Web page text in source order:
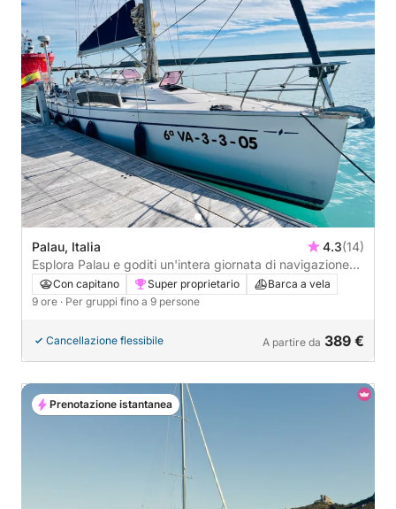
Palau, Italia 4.3(14)
Esplora Palau e goditi un'intera giornata di navigazione
su una barca a vela.
Con capitano Super proprietario
Barca a vela
9 ore · Per gruppi fino a 9 persone
Cancellazione flessibile A partire da 389 €
Prenotazione istantanea